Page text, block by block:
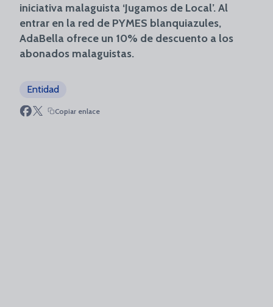
iniciativa malaguista ‘Jugamos de Local’. Al
entrar en la red de PYMES blanquiazules,
AdaBella ofrece un 10% de descuento a los
abonados malaguistas.
Entidad
Copiar enlace